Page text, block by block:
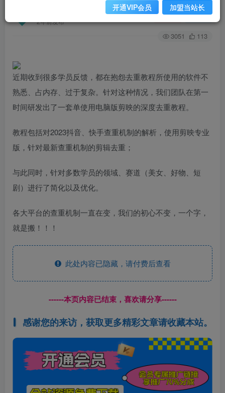
2年前发布
关注 私信
3051 113
近期收到很多学员反馈，都在抱怨去重教程所使用的软件不
熟悉、占内存、过于复杂。针对这种情况，我们团队在第一
时间研发出了一套单使用电脑版剪映的深度去重教程。
教程包括对2023抖音、快手查重机制的解析，使用剪映专业
版，针对最新查重机制的剪辑去重；
与此同时，针对多数学员的领域、赛道（美女、好物、短
剧）进行了简化以及优化。
各大平台的查重机制一直在变，我们的初心不变，一个字，
就是搬！！！
此处内容已隐藏，请付费后查看
------本页内容已结束，喜欢请分享------
感谢您的来访，获取更多精彩文章请收藏本站。
开通VIP会员 加盟当站长